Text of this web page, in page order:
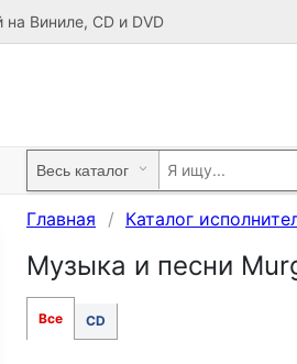
Виниле, CD и DVD
Главная Каталог
Музыка и песни
Все CD